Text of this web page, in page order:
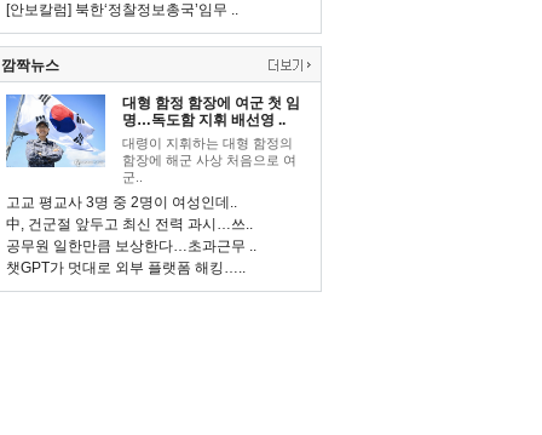
[안보칼럼] 북한‘정찰정보총국’임무 ..
깜짝뉴스
대형 함정 함장에 여군 첫 임
명…독도함 지휘 배선영 ..
대령이 지휘하는 대형 함정의
함장에 해군 사상 처음으로 여
군..
고교 평교사 3명 중 2명이 여성인데..
中, 건군절 앞두고 최신 전력 과시…쓰..
공무원 일한만큼 보상한다…초과근무 ..
챗GPT가 멋대로 외부 플랫폼 해킹…..